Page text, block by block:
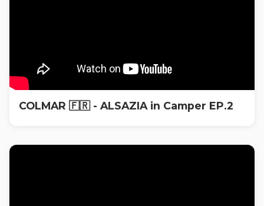
COLMAR 🇫🇷 - ALSAZIA in Camper EP.2